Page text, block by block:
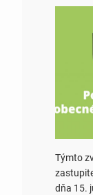
Týmto
dňa 15.